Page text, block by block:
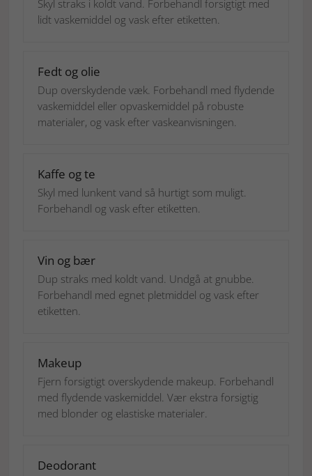
Skyl straks i koldt vand. Forbehandl forsigtigt med
lidt vaskemiddel og vask efter etiketten.
Fedt og olie
Dup overskydende væk. Forbehandl med flydende
vaskemiddel eller opvaskemiddel på robuste
materialer, og vask efter vaskeanvisningen.
Kaffe og te
Skyl med lunkent vand så hurtigt som muligt.
Forbehandl og vask efter etiketten.
Vin og bær
Dup straks med koldt vand. Undgå at gnubbe.
Forbehandl med egnet pletmiddel og vask efter
etiketten.
Makeup
Fjern forsigtigt overskydende makeup. Forbehandl
med flydende vaskemiddel. Vær ekstra forsigtig
med blonder og elastiske materialer.
Deodorant